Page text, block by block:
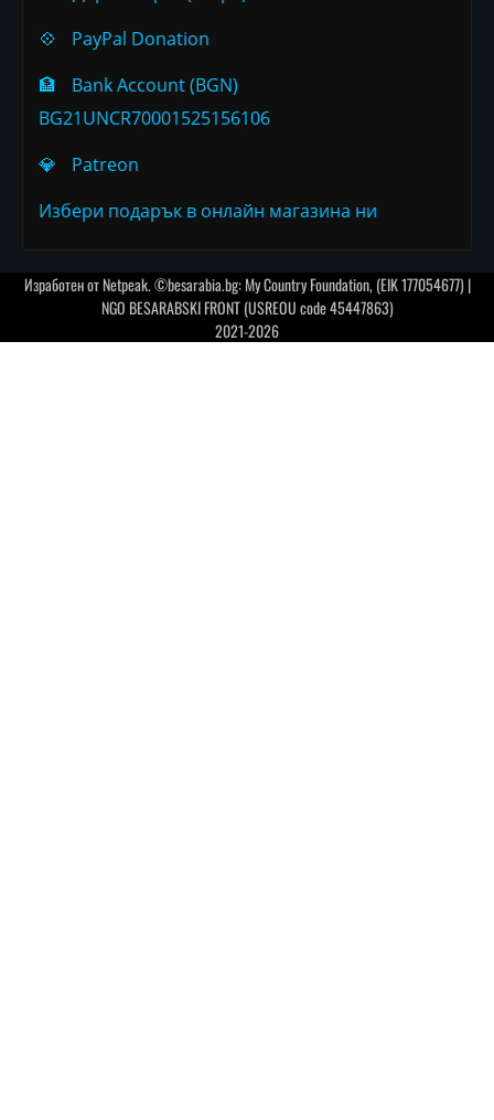
💠
PayPal Donation
🏦
Bank Account (BGN)
BG21UNCR70001525156106
💎
Patreon
Избери подарък в онлайн магазина ни
Изработен отNetpeak. ©besarabia.bg: My Country Foundation, (EIK 177054677) |
NGO BESARABSKI FRONT (USREOU code 45447863)
2021-2026